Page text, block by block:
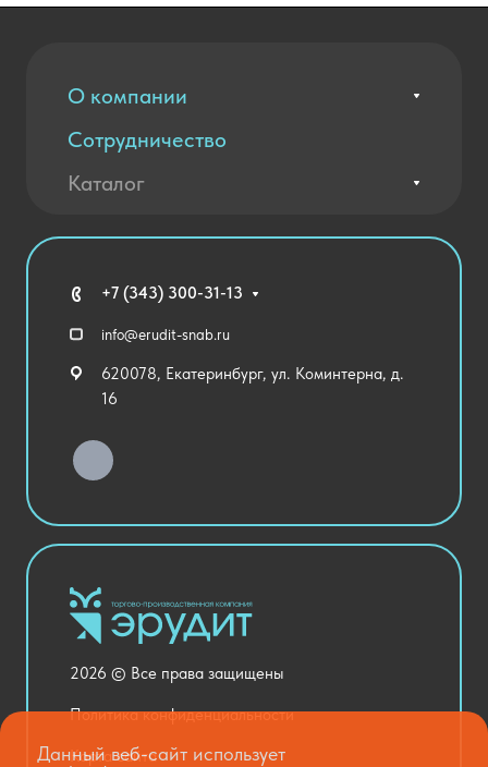
О компании
Вакансии
Контакты
Благодарственные письма
Сотрудничество
Оплата и доставка
Каталог
Технические средства обучения
Спортивный зал
Уличное оборудование
Хозяйственные Товары
Столовая и пищеблок
Оснащение кабинетов
Медицинский кабинет
Национальные проекты
+7 (343) 300-31-13
info@erudit-snab.ru
620078, Екатеринбург, ул. Коминтерна, д.
16
2026 © Все права защищены
Политика конфиденциальности
Карта сайта
Данный веб-сайт использует